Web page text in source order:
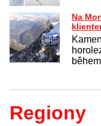
Na
Regiony